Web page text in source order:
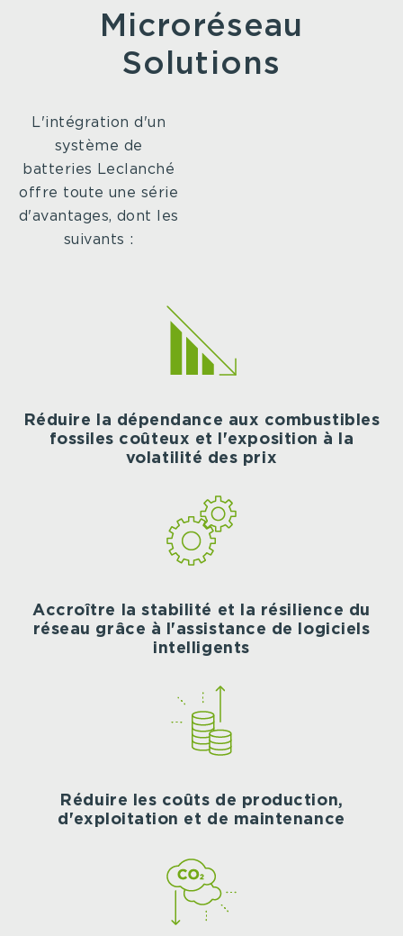
Microréseau
Solutions
L'intégration d'un
système de
batteries Leclanché
offre toute une série
d'avantages, dont les
suivants :
Réduire la dépendance aux combustibles
fossiles coûteux et l'exposition à la
volatilité des prix
Accroître la stabilité et la résilience du
réseau grâce à l'assistance de logiciels
intelligents
Réduire les coûts de production,
d'exploitation et de maintenance